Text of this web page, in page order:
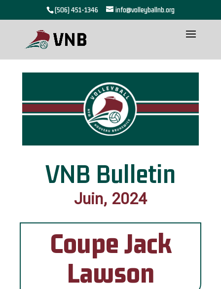
(506) 451-1346 info@volleyballnb.org
VNB Bulletin
Juin, 2024
Coupe Jack
Lawson